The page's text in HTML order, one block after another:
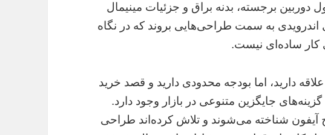
برجسته، بدنه براق و جزئیات مینیمال
اندرویدی به سمت طراحی‌هایی بروند که در نگاه
کار ساده‌ای نیست.
دارید، اما بودجه محدودی دارید و قصد خرید
جایگزین متنوعی در بازار وجود دارد.
شناخته می‌شوند و تلاش کرده‌اند طراحی